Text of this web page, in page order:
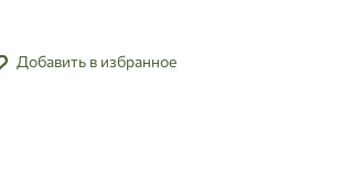
Добавить в избранное